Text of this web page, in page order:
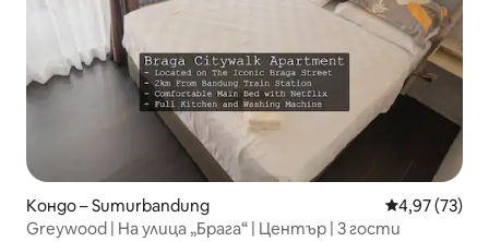
Кондо – Sumurbandung Средна
4,97 (73)
Greywood | На улица „Брага“ | Център | 3 гости